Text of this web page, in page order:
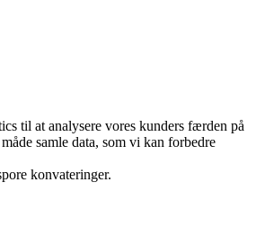
til at analysere vores kunders færden på
samle data, som vi kan forbedre
konvateringer.